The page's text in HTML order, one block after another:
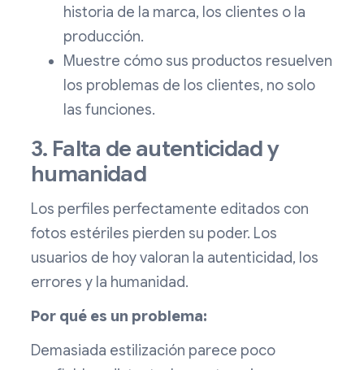
historia de la marca, los clientes o la
producción.
Muestre cómo sus productos resuelven
los problemas de los clientes, no solo
las funciones.
3. Falta de autenticidad y
humanidad
Los perfiles perfectamente editados con
fotos estériles pierden su poder. Los
usuarios de hoy valoran la autenticidad, los
errores y la humanidad.
Por qué es un problema:
Demasiada estilización parece poco